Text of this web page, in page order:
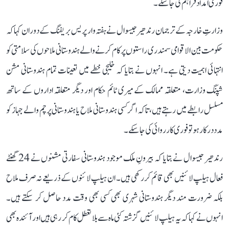
فوری امداد فراہم کی جا سکے۔
وزارتِ خارجہ کے ترجمان رندھیر جیسوال نے ہفتہ وار پریس بریفنگ کے دوران کہا کہ
حکومت بین الاقوامی سمندری راستوں پر کام کرنے والے ہندوستانی ملاحوں کی سلامتی کو
انتہائی اہمیت دیتی ہے۔ انہوں نے بتایا کہ خلیجی خطے میں تعینات تمام ہندوستانی مشن
شپنگ وزارت، متعلقہ ممالک کے میری ٹائم حکام اور دیگر متعلقہ اداروں کے ساتھ
مسلسل رابطے میں رہتے ہیں، تاکہ اگر کسی ہندوستانی ملاح یا ہندوستانی پرچم والے جہاز کو
مدد درکار ہو تو فوری کارروائی کی جا سکے۔
رندھیر جیسوال نے بتایا کہ بیرونِ ملک موجود ہندوستانی سفارتی مشنوں نے 24 گھنٹے
فعال ہیلپ لائنیں بھی قائم کر رکھی ہیں۔ ان ہیلپ لائنوں کے ذریعے نہ صرف ملاح
بلکہ ضرورت مند دیگر ہندوستانی شہری بھی کسی بھی وقت مدد حاصل کر سکتے ہیں۔
انہوں نے کہا کہ یہ ہیلپ لائنیں گزشتہ کئی ماہ سے بلا تعطل کام کر رہی ہیں اور آئندہ بھی